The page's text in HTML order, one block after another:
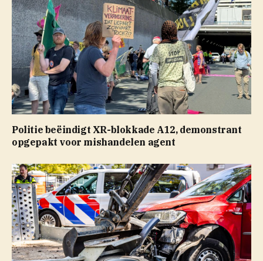
Politie beëindigt XR-blokkade A12, demonstrant
opgepakt voor mishandelen agent